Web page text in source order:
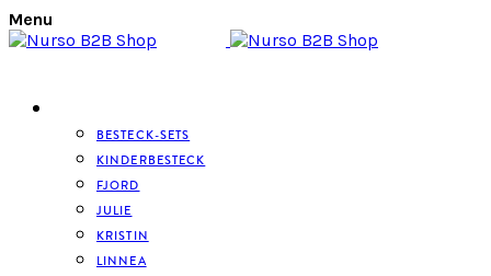
Menu
BESTECK-SETS
KINDERBESTECK
FJORD
JULIE
KRISTIN
LINNEA